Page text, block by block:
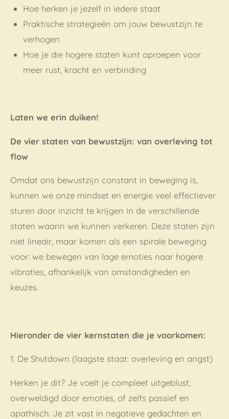
Hoe herken je jezelf in iedere staat
Praktische strategieën om jouw bewustzijn te
verhogen
Hoe je die hogere staten kunt oproepen voor
meer rust, kracht en verbinding
Laten we erin duiken!
De vier staten van bewustzijn: van overleving tot
flow
Omdat ons bewustzijn constant in beweging is,
kunnen we onze mindset en energie veel effectiever
sturen door inzicht te krijgen in de verschillende
staten waarin we kunnen verkeren. Deze staten zijn
niet lineair, maar komen als een spirale beweging
voor: we bewegen van lage emoties naar hogere
vibraties, afhankelijk van omstandigheden en
keuzes.
Hieronder de vier kernstaten die je voorkomen:
1. De Shutdown (laagste staat: overleving en angst)
Herken je dit? Je voelt je compleet uitgeblust,
overweldigd door emoties, of zelfs passief en
apathisch. Je zit vast in negatieve gedachten en